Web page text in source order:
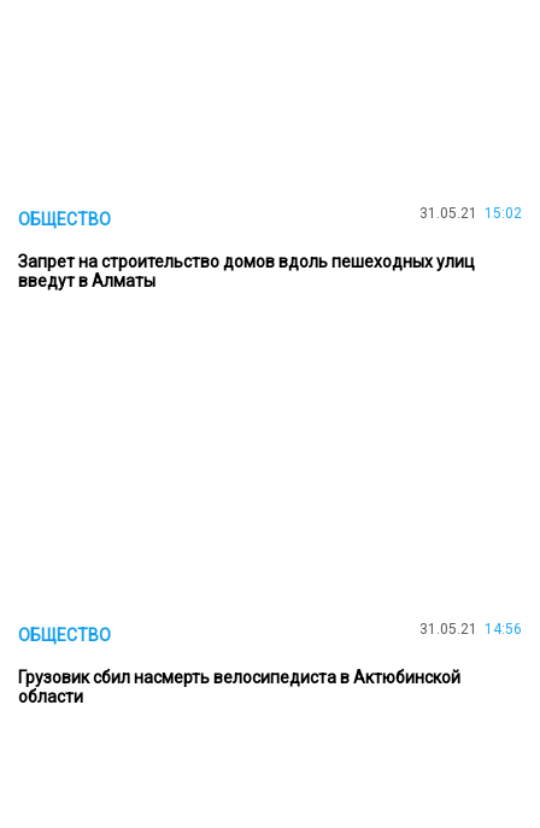
ОБЩЕСТВО 31.05.21 15:02
Запрет на строительство домов вдоль пешеходных улиц
введут в Алматы
ОБЩЕСТВО 31.05.21 14:56
Грузовик сбил насмерть велосипедиста в Актюбинской
области